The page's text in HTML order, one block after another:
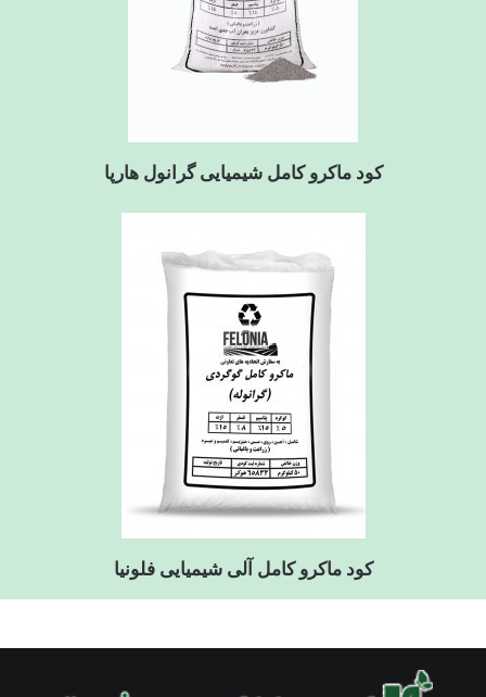
کود ماکرو کامل شیمیایی گرانول هارپا
کود ماکرو کامل آلی شیمیایی فلونیا